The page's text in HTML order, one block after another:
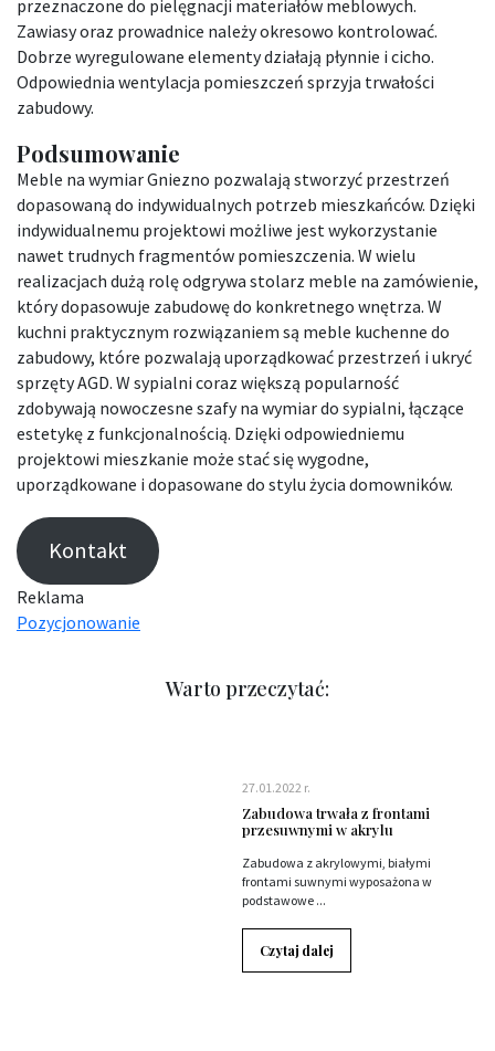
przeznaczone do pielęgnacji materiałów meblowych.
Zawiasy oraz prowadnice należy okresowo kontrolować.
Dobrze wyregulowane elementy działają płynnie i cicho.
Odpowiednia wentylacja pomieszczeń sprzyja trwałości
zabudowy.
Podsumowanie
Meble na wymiar Gniezno pozwalają stworzyć przestrzeń
dopasowaną do indywidualnych potrzeb mieszkańców. Dzięki
indywidualnemu projektowi możliwe jest wykorzystanie
nawet trudnych fragmentów pomieszczenia. W wielu
realizacjach dużą rolę odgrywa stolarz meble na zamówienie,
który dopasowuje zabudowę do konkretnego wnętrza. W
kuchni praktycznym rozwiązaniem są meble kuchenne do
zabudowy, które pozwalają uporządkować przestrzeń i ukryć
sprzęty AGD. W sypialni coraz większą popularność
zdobywają nowoczesne szafy na wymiar do sypialni, łączące
estetykę z funkcjonalnością. Dzięki odpowiedniemu
projektowi mieszkanie może stać się wygodne,
uporządkowane i dopasowane do stylu życia domowników.
Kontakt
Reklama
Pozycjonowanie
Warto przeczytać:
27.01.2022 r.
Zabudowa trwała z frontami
przesuwnymi w akrylu
Zabudowa z akrylowymi, białymi
frontami suwnymi wyposażona w
podstawowe ...
Czytaj dalej